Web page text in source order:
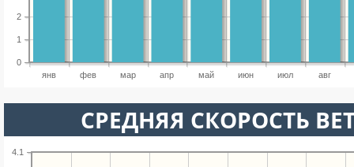
янв фев мар апр май июн июл авг
0
1
2
СРЕДНЯЯ СКОРОСТЬ
4.1